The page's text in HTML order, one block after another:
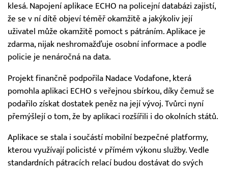
klesá. Napojení aplikace ECHO na policejní databázi zajistí,
že se v ní dítě objeví téměř okamžitě a jakýkoliv její
uživatel může okamžitě pomoct s pátráním. Aplikace je
zdarma, nijak neshromažďuje osobní informace a podle
policie je nenáročná na data.
Projekt finančně podpořila Nadace Vodafone, která
pomohla aplikaci ECHO s veřejnou sbírkou, díky čemuž se
podařilo získat dostatek peněz na její vývoj. Tvůrci nyní
přemýšlejí o tom, že by aplikaci rozšířili i do okolních států.
Aplikace se stala i součástí mobilní bezpečné platformy,
kterou využívají policisté v přímém výkonu služby. Vedle
standardních pátracích relací budou dostávat do svých